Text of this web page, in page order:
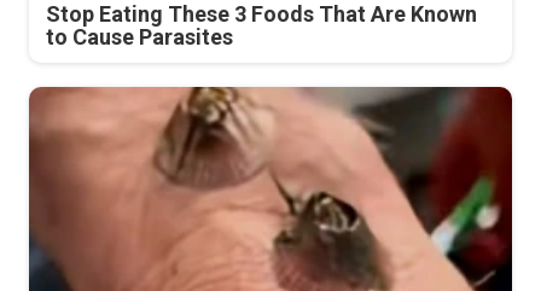
Stop Eating These 3 Foods That Are Known
to Cause Parasites